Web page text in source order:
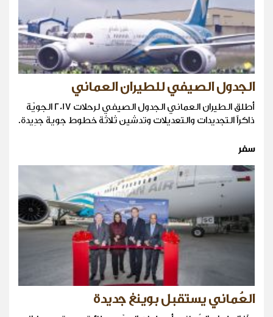
الجدول الصيفي للطيران العماني
أطلق الطيران العماني الجدول الصيفي لرحلات 2017 الجويّة
ذاكراً التجديدات والتعديلات وتدشين ثلاثة خطوط جوية جدِيدة.
سفر
العُماني يستقبل بوينغ جديدة